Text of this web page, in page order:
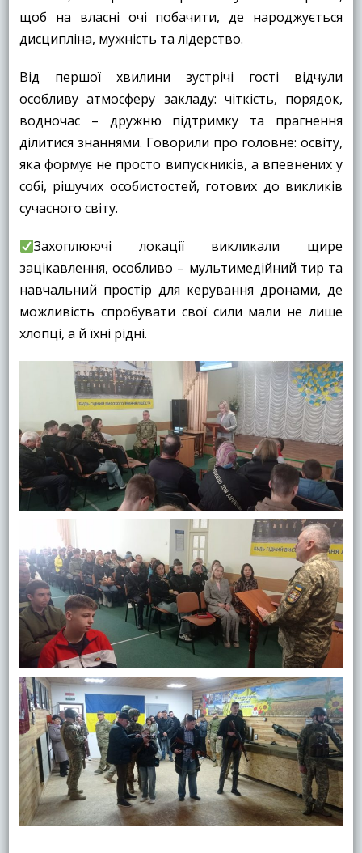
щоб на власні очі побачити, де народжується
дисципліна, мужність та лідерство.
Від першої хвилини зустрічі гості відчули
особливу атмосферу закладу: чіткість, порядок,
водночас – дружню підтримку та прагнення
ділитися знаннями. Говорили про головне: освіту,
яка формує не просто випускників, а впевнених у
собі, рішучих особистостей, готових до викликів
сучасного світу.
Захоплюючі локації викликали щире
зацікавлення, особливо – мультимедійний тир та
навчальний простір для керування дронами, де
можливість спробувати свої сили мали не лише
хлопці, а й їхні рідні.